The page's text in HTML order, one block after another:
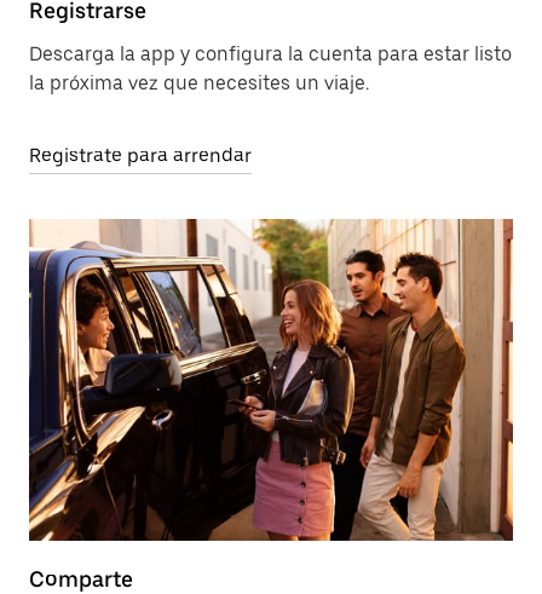
Registrarse
Descarga la app y configura la cuenta para estar listo
la próxima vez que necesites un viaje.
Registrate para arrendar
Comparte